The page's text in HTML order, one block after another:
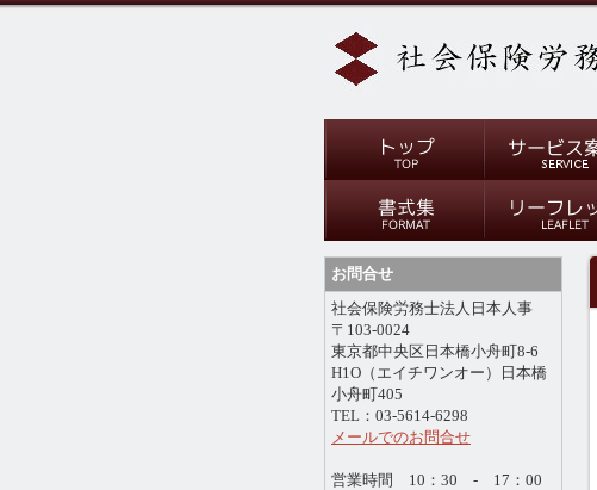
お問合せ
社会保険労務士法人日本人事
〒103-0024
東京都中央区日本橋小舟町8-6
H1O（エイチワンオー）日本橋
小舟町405
TEL：03-5614-6298
メールでのお問合せ
営業時間 10：30 - 17：00